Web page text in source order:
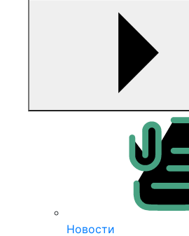
Новости